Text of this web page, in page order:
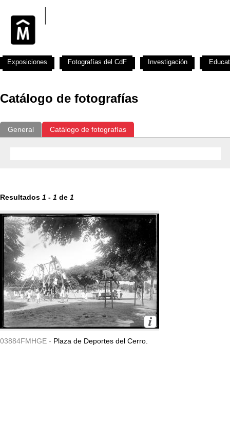
Catálogo de fotografías
General Catálogo de fotografías
Resultados 1 - 1 de 1
03884FMHGE - Plaza de Deportes del Cerro.
Exposiciones Fotografías del CdF Investigación